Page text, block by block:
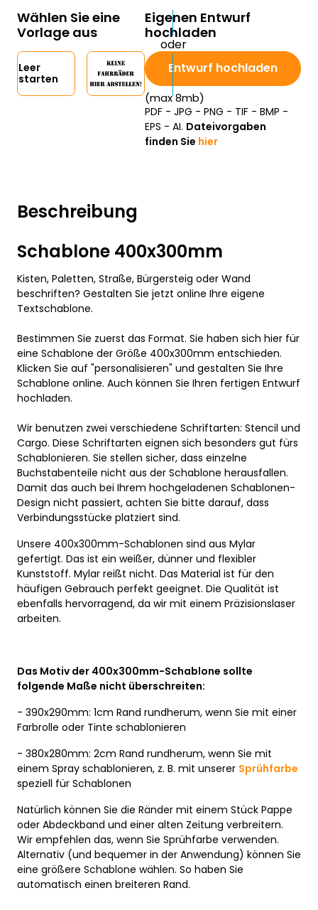
Beschreibung
Schablone 400x300mm
Kisten, Paletten, Straße, Bürgersteig oder Wand
beschriften? Gestalten Sie jetzt online Ihre eigene
Textschablone.
Bestimmen Sie zuerst das Format. Sie haben sich hier für
eine Schablone der Größe 400x300mm entschieden.
Klicken Sie auf "personalisieren" und gestalten Sie Ihre
Schablone online. Auch können Sie Ihren fertigen Entwurf
hochladen.
Wir benutzen zwei verschiedene Schriftarten: Stencil und
Cargo. Diese Schriftarten eignen sich besonders gut fürs
Schablonieren. Sie stellen sicher, dass einzelne
Buchstabenteile nicht aus der Schablone herausfallen.
Damit das auch bei Ihrem hochgeladenen Schablonen-
Design nicht passiert, achten Sie bitte darauf, dass
Verbindungsstücke platziert sind.
Unsere 400x300mm-Schablonen sind aus Mylar
gefertigt. Das ist ein weißer, dünner und flexibler
Kunststoff. Mylar reißt nicht. Das Material ist für den
häufigen Gebrauch perfekt geeignet. Die Qualität ist
ebenfalls hervorragend, da wir mit einem Präzisionslaser
arbeiten.
Das Motiv der 400x300mm-Schablone sollte
folgende Maße nicht überschreiten:
- 390x290mm: 1cm Rand rundherum, wenn Sie mit einer
Farbrolle oder Tinte schablonieren
- 380x280mm: 2cm Rand rundherum, wenn Sie mit
einem Spray schablonieren, z. B. mit unserer Sprühfarbe
speziell für Schablonen
Natürlich können Sie die Ränder mit einem Stück Pappe
oder Abdeckband und einer alten Zeitung verbreitern.
Wir empfehlen das, wenn Sie Sprühfarbe verwenden.
Alternativ (und bequemer in der Anwendung) können Sie
eine größere Schablone wählen. So haben Sie
automatisch einen breiteren Rand.
Wählen Sie eine
Vorlage aus
Leer
starten
Eigenen Entwurf
hochladen
Entwurf hochladen
(max 8mb)
PDF - JPG - PNG - TIF - BMP -
EPS - AI. Dateivorgaben
finden Sie hier